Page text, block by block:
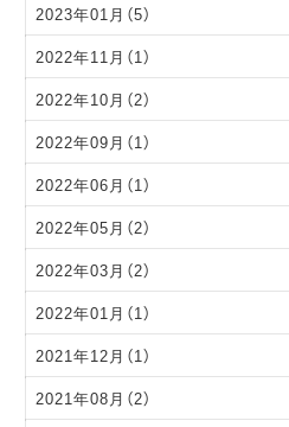
2023年01月（5）
2022年11月（1）
2022年10月（2）
2022年09月（1）
2022年06月（1）
2022年05月（2）
2022年03月（2）
2022年01月（1）
2021年12月（1）
2021年08月（2）